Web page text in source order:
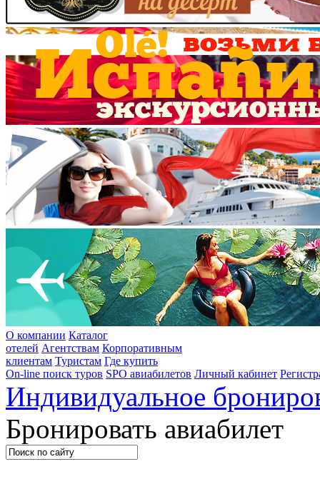
О компании Каталог
отелей Агентствам Корпоративным
клиентам Туристам Где купить
On-line поиск туров SPO авиабилетов Личный кабинет
Индивидуальное
Бронировать авиабилет